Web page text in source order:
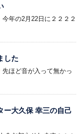
今年の2月22日に２２２２
した
先ほど音が入って無かっ
ー大久保 幸三の自己